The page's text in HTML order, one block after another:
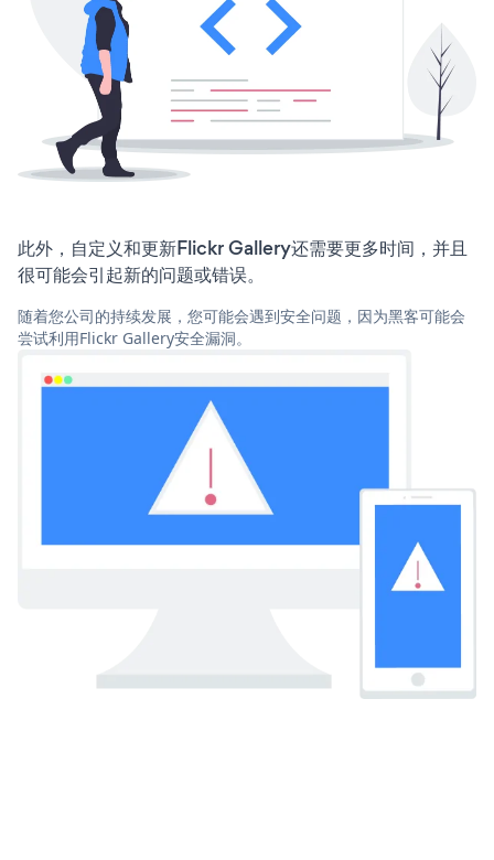
此外，自定义和更新Flickr Gallery还需要更多时间，并且
很可能会引起新的问题或错误。
随着您公司的持续发展，您可能会遇到安全问题，因为黑客可能会
尝试利用Flickr Gallery安全漏洞。